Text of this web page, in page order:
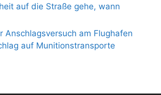
auf die Straße gehe, wann
Anschlagsversuch am Flughafen
auf Munitionstransporte